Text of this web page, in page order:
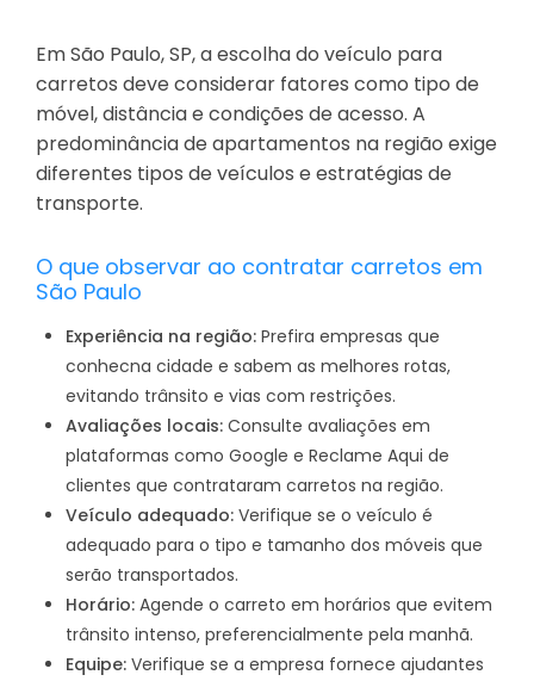
Em São Paulo, SP, a escolha do veículo para
carretos deve considerar fatores como tipo de
móvel, distância e condições de acesso. A
predominância de apartamentos na região exige
diferentes tipos de veículos e estratégias de
transporte.
O que observar ao contratar carretos em
São Paulo
Experiência na região: Prefira empresas que
conhecna cidade e sabem as melhores rotas,
evitando trânsito e vias com restrições.
Avaliações locais: Consulte avaliações em
plataformas como Google e Reclame Aqui de
clientes que contrataram carretos na região.
Veículo adequado: Verifique se o veículo é
adequado para o tipo e tamanho dos móveis que
serão transportados.
Horário: Agende o carreto em horários que evitem
trânsito intenso, preferencialmente pela manhã.
Equipe: Verifique se a empresa fornece ajudantes